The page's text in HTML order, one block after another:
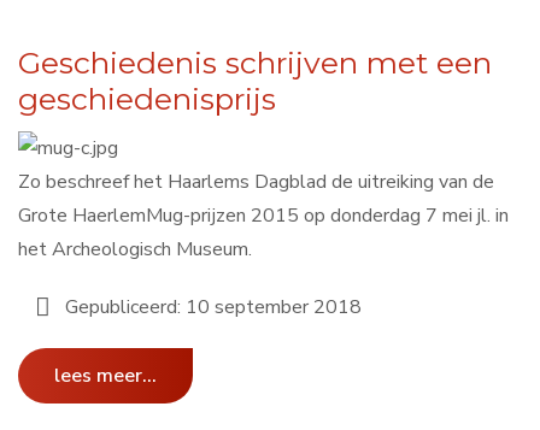
Geschiedenis schrijven met een
geschiedenisprijs
Zo beschreef het Haarlems Dagblad de uitreiking van de
Grote HaerlemMug-prijzen 2015 op donderdag 7 mei jl. in
het Archeologisch Museum.
Gepubliceerd: 10 september 2018
lees meer...